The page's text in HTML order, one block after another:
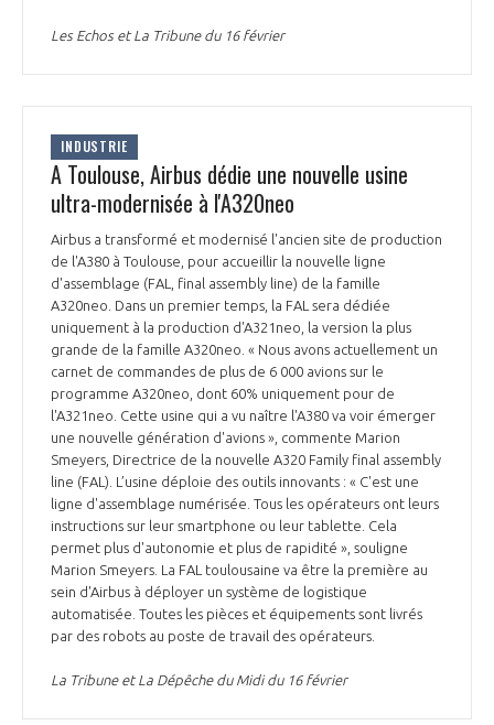
Les Echos et La Tribune du 16 février
INDUSTRIE
A Toulouse, Airbus dédie une nouvelle usine
ultra-modernisée à l'A320neo
Airbus a transformé et modernisé l'ancien site de production
de l'A380 à Toulouse, pour accueillir la nouvelle ligne
d'assemblage (FAL, final assembly line) de la famille
A320neo. Dans un premier temps, la FAL sera dédiée
uniquement à la production d'A321neo, la version la plus
grande de la famille A320neo. « Nous avons actuellement un
carnet de commandes de plus de 6 000 avions sur le
programme A320neo, dont 60% uniquement pour de
l'A321neo. Cette usine qui a vu naître l'A380 va voir émerger
une nouvelle génération d'avions », commente Marion
Smeyers, Directrice de la nouvelle A320 Family final assembly
line (FAL). L’usine déploie des outils innovants : « C'est une
ligne d'assemblage numérisée. Tous les opérateurs ont leurs
instructions sur leur smartphone ou leur tablette. Cela
permet plus d'autonomie et plus de rapidité », souligne
Marion Smeyers. La FAL toulousaine va être la première au
sein d'Airbus à déployer un système de logistique
automatisée. Toutes les pièces et équipements sont livrés
par des robots au poste de travail des opérateurs.
La Tribune et La Dépêche du Midi du 16 février